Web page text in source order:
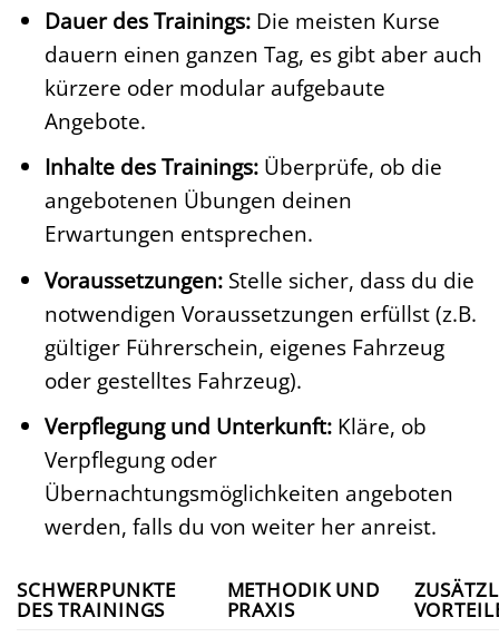
Dauer des Trainings:Die meisten Kurse
dauern einen ganzen Tag, es gibt aber auch
kürzere oder modular aufgebaute
Angebote.
Inhalte des Trainings:Überprüfe, ob die
angebotenen Übungen deinen
Erwartungen entsprechen.
Voraussetzungen:Stelle sicher, dass du die
notwendigen Voraussetzungen erfüllst (z.B.
gültiger Führerschein, eigenes Fahrzeug
oder gestelltes Fahrzeug).
Verpflegung und Unterkunft:Kläre, ob
Verpflegung oder
Übernachtungsmöglichkeiten angeboten
werden, falls du von weiter her anreist.
SCHWERPUNKTE
DES TRAININGS
METHODIK UND
PRAXIS